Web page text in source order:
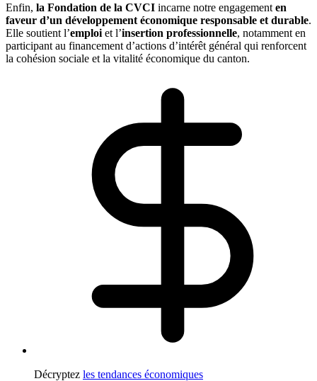
Enfin, la Fondation de la CVCI incarne notre engagement en
faveur d’un développement économique responsable et durable.
Elle soutient l’emploi et l’insertion professionnelle, notamment en
participant au financement d’actions d’intérêt général qui renforcent
la cohésion sociale et la vitalité économique du canton.
Décryptez les tendances économiques